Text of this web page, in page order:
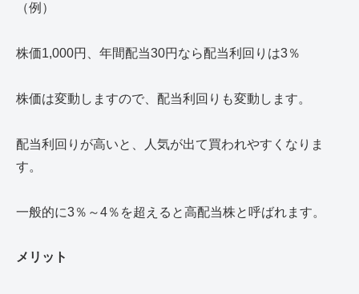
（例）
株価1,000円、年間配当30円なら配当利回りは3％
株価は変動しますので、配当利回りも変動します。
配当利回りが高いと、人気が出て買われやすくなりま
す。
一般的に3％～4％を超えると高配当株と呼ばれます。
メリット